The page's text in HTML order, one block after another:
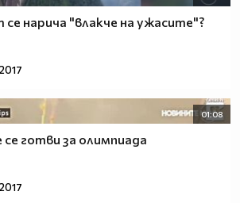
нарича "влакче на ужасите"?
01:08
готви за олимпиада